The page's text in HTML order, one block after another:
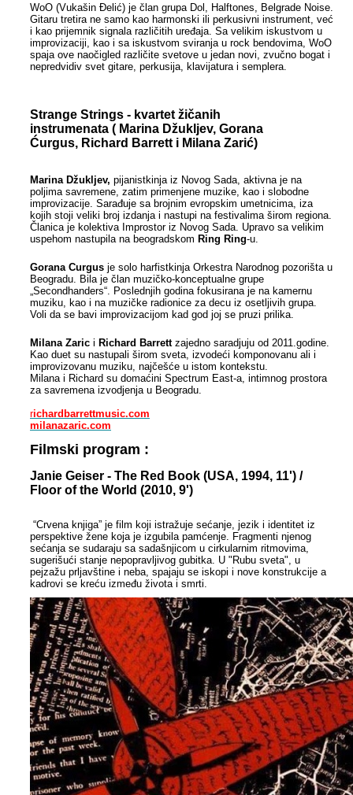
WoO (Vukašin Đelić) je član grupa Dol, Halftones, Belgrade Noise.
Gitaru tretira ne samo kao harmonski ili perkusivni instrument, već
i kao prijemnik signala različitih uređaja. Sa velikim iskustvom u
improvizaciji, kao i sa iskustvom sviranja u rock bendovima, WoO
spaja ove naočigled različite svetove u jedan novi, zvučno bogat i
nepredvidiv svet gitare, perkusija, klavijatura i semplera.
Strange Strings - kvartet žičanih
instrumenata ( Marina Džukljev, Gorana
Ćurgus, Richard Barrett i Milana Zarić)
Marina Džukljev, pijanistkinja iz Novog Sada, aktivna je na
poljima savremene, zatim primenjene muzike, kao i slobodne
improvizacije. Sarađuje sa brojnim evropskim umetnicima, iza
kojih stoji veliki broj izdanja i nastupi na festivalima širom regiona.
Članica je kolektiva Improstor iz Novog Sada. Upravo sa velikim
uspehom nastupila na beogradskom Ring Ring-u
Gorana Curgus je solo harfistkinja Orkestra Narodnog pozorišta u
Beogradu. Bila je član muzičko-konceptualne grupe
„Secondhanders“. Poslednjih godina fokusirana je na kamernu
muziku, kao i na muzičke radionice za decu iz osetljivih grupa.
Voli da se bavi improvizacijom kad god joj se pruzi prilika.
Milana Zaric i Richard Barrettzajedno saradjuju od 2011.godine.
Kao duet su nastupali širom sveta, izvodeći komponovanu ali i
improvizovanu muziku, najčešće u istom kontekstu.
Milana i Richard su domaćini Spectrum East-a, intimnog prostora
za savremena izvodjenja u Beogradu.
richardbarrettmusic.com
milanazaric.com
Filmski program :
Janie Geiser - The Red Book (USA, 1994, 11') /
Floor of the World (2010, 9')
“Crvena knjiga” je film koji istražuje sećanje, jezik i identitet iz
perspektive žene koja je izgubila pamćenje. Fragmenti njenog
sećanja se sudaraju sa sadašnjicom u cirkularnim ritmovima,
sugerišući stanje nepopravljivog gubitka. U "Rubu sveta", u
pejzažu prljavštine i neba, spajaju se iskopi i nove konstrukcije a
kadrovi se kreću između života i smrti.